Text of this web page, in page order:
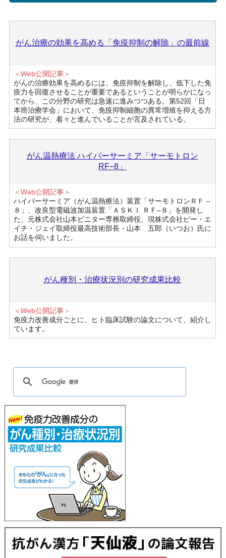
がん治療の効果を高める「免疫抑制の解除」の最前線
＜Web公開記事＞
がんの治療効果を高めるには、免疫抑制を解除し、低下した免
疫力を回復させることが重要であるということが明らかになっ
てから、この分野の研究は急速に進みつつある。第52回「日
本癌治療学会」において、免疫抑制細胞の異常増殖を抑える方
法の研究が、着々と進んでいることが言及されている。
がん温熱療法 ハイパーサーミア「サーモトロン
RF−8」
＜Web公開記事＞
ハイパーサーミア（がん温熱療法）装置「サーモトロンＲＦ –
８」、改良型電磁波加温装置「ＡＳＫＩ ＲＦ–８」を開発し
た、元株式会社山本ビニター専務取締役、現株式会社ピー・エ
イチ・ジェイ取締役最高技術部長・山本 五郎（いつお）氏に
お話を伺いました。
がん種別・治療状況別の研究成果比較
＜Web公開記事＞
免疫力改善成分ごとに、ヒト臨床試験の論文について、紹介し
ています。